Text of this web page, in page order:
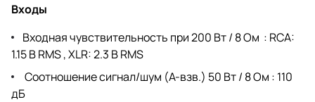
Входы
Входная чувствительность при 200 Вт / 8 Ом : RCA:
1.15 В RMS , XLR: 2.3 В RMS
Соотношение сигнал/шум (А-взв.) 50 Вт / 8 Ом : 110
дБ